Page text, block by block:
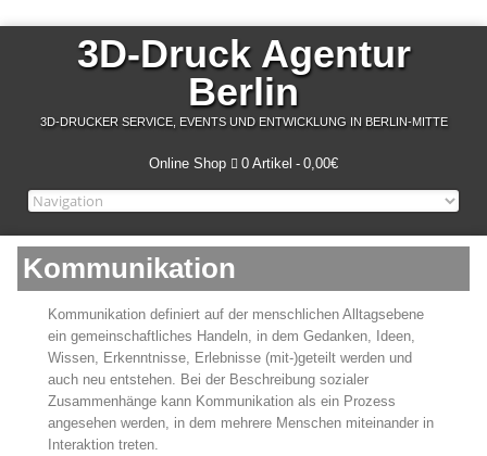
3D-Druck Agentur
Berlin
3D-DRUCKER SERVICE, EVENTS UND ENTWICKLUNG IN BERLIN-MITTE
Online Shop 0 Artikel 0,00€
Kommunikation
Kommunikation definiert auf der menschlichen Alltagsebene
ein gemeinschaftliches Handeln, in dem Gedanken, Ideen,
Wissen, Erkenntnisse, Erlebnisse (mit-)geteilt werden und
auch neu entstehen. Bei der Beschreibung sozialer
Zusammenhänge kann Kommunikation als ein Prozess
angesehen werden, in dem mehrere Menschen miteinander in
Interaktion treten.